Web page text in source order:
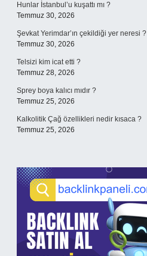
Hunlar İstanbul’u kuşattı mı ?
Temmuz 30, 2026
Şevkat Yerimdar’ın çekildiği yer neresi ?
Temmuz 30, 2026
Telsizi kim icat etti ?
Temmuz 28, 2026
Sprey boya kalıcı mıdır ?
Temmuz 25, 2026
Kalkolitik Çağ özellikleri nedir kısaca ?
Temmuz 25, 2026